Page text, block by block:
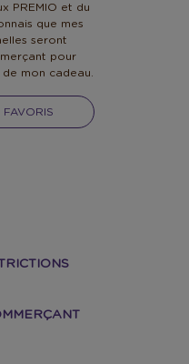
PREMIO et du
que mes
seront
pour
mon cadeau.